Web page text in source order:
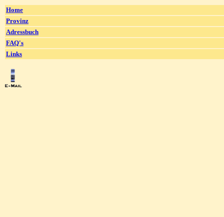
Home
Provinz
Adressbuch
FAQ's
Links